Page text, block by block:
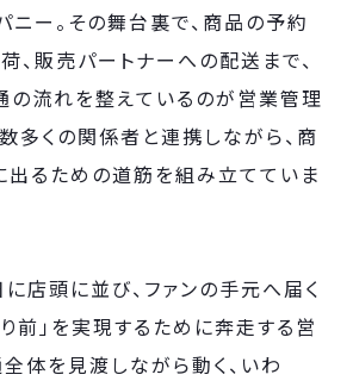
ニー。その舞台裏で、商品の予約
、販売パートナーへの配送まで、
の流れを整えているのが営業管理
多くの関係者と連携しながら、商
るための道筋を組み立てていま
店頭に並び、ファンの手元へ届く
」を実現するために奔走する営
体を見渡しながら動く、いわ